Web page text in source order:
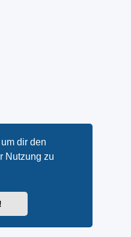
dir den
Nutzung zu